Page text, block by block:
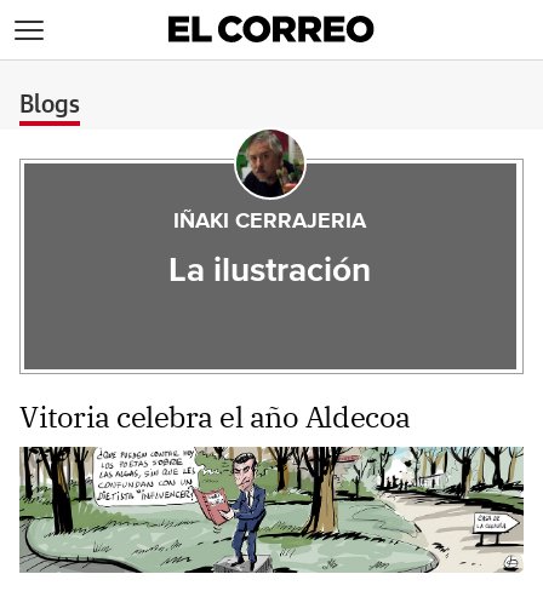
Blogs
IÑAKI CERRAJERIA
La ilustración
Vitoria celebra el año Aldecoa